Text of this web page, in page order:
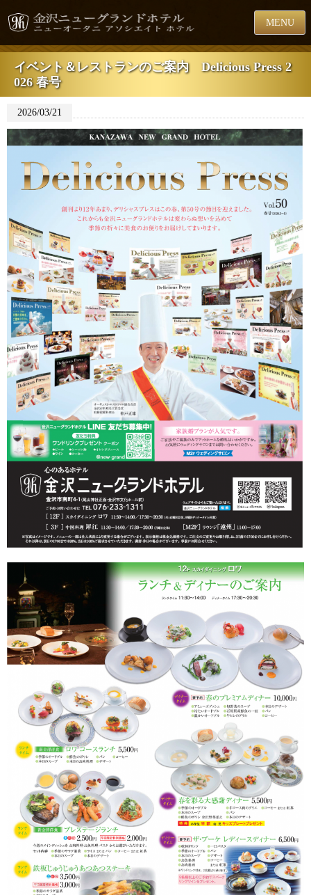
MENU
イベント＆レストランのご案内 Delicious Press 2
026 春号
2026/03/21